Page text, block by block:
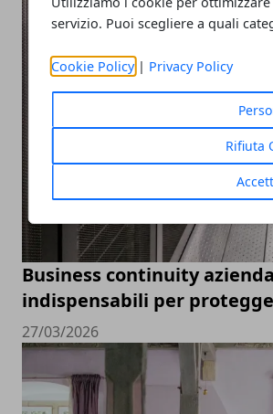
servizio. Puoi scegliere a quali
Cookie Policy| Privacy Policy
Rifiuta
Business continuity
indispensabili per
27/03/2026